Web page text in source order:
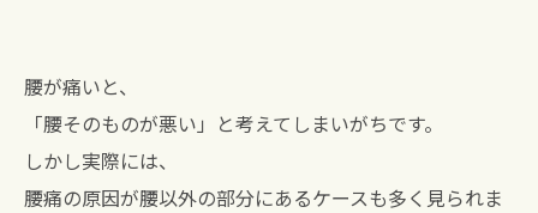
腰が痛いと、
「腰そのものが悪い」と考えてしまいがちです。
しかし実際には、
腰痛の原因が腰以外の部分にあるケースも多く見られま